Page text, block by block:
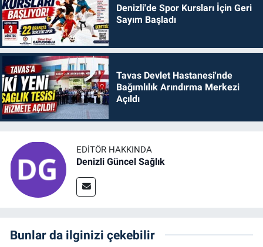
Denizli'de Spor Kursları İçin Geri
Sayım Başladı
Tavas Devlet Hastanesi'nde
Bağımlılık Arındırma Merkezi
Açıldı
EDITÖR HAKKINDA
Denizli Güncel Sağlık
Bunlar da ilginizi çekebilir